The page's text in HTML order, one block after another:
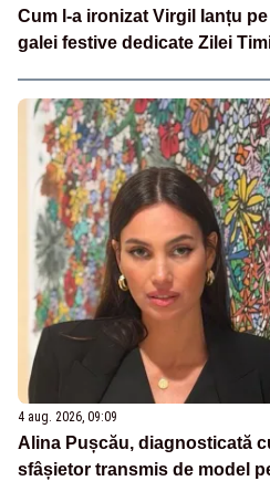
Cum l-a ironizat Virgil Ianțu
galei festive dedicate Zilei
4 aug. 2026, 09:09
Alina Pușcău, diagnosticată
sfâșietor transmis de model